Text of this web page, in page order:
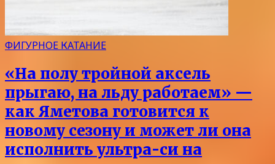
ФИГУРНОЕ КАТАНИЕ
«На полу тройной аксель
прыгаю, на льду работаем» —
как Яметова готовится к
новому сезону и может ли она
исполнить ультра-си на